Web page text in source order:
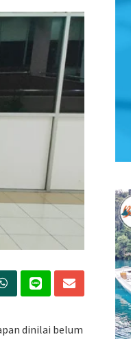
dinilai belum